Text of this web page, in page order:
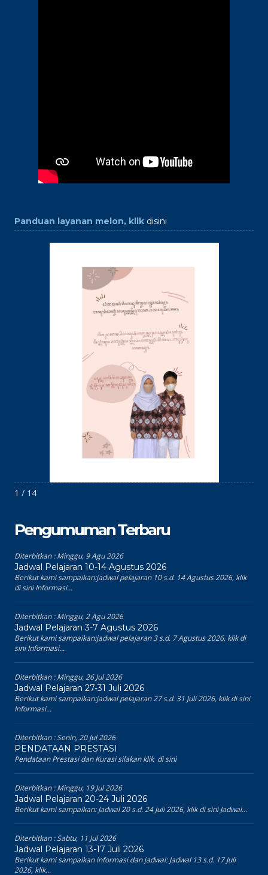
Panduan layanan melon, klik disini
1 / 14
Pengumuman Terbaru
Diterbitkan :Minggu, 9 Agu 2026
Jadwal Pelajaran 10-14 Agustus 2026
Berikut kami sampaikan:jadwal pelajaran 10 s.d. 14 Agustus 2026, klik
di sini Informasi...
Diterbitkan :Minggu, 2 Agu 2026
Jadwal Pelajaran 3-7 Agustus 2026
Berikut kami sampaikan:jadwal pelajaran 3 s.d. 7 Agustus 2026, klik di
sini Informasi...
Diterbitkan :Minggu, 26 Jul 2026
Jadwal Pelajaran 27-31 Juli 2026
Berikut kami sampaikan:jadwal pelajaran 27 s.d. 31 Juli 2026, klik di sini
Informasi...
Diterbitkan :Senin, 20 Jul 2026
PENDATAAN PRESTASI
Pendataan Prestasi dan Kurasi silakan klik di sini
Diterbitkan :Minggu, 19 Jul 2026
Jadwal Pelajaran 20-24 Juli 2026
Berikut kami sampaikan: Jadwal 20 s.d. 24 Juli 2026, klik di sini Jadwal...
Diterbitkan :Sabtu, 11 Jul 2026
Jadwal Pelajaran 13-17 Juli 2026
Berikut kami sampaikan informasi dan jadwal: Jadwal 13 s.d. 17 Juli
2026, klik...